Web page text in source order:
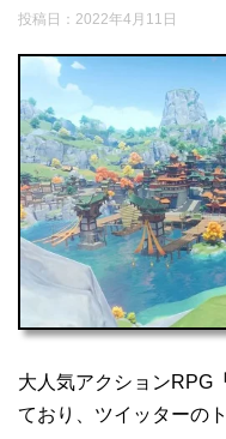
投稿日：2022年4月11日
大人気アクションRPG
ており、ツイッターの